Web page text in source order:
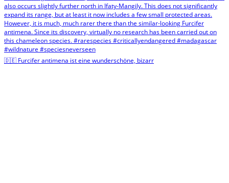
🇩🇪 Furcifer antimena ist eine wunderschöne, bizarr